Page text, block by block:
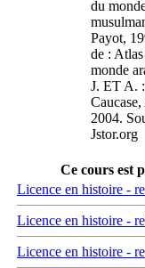
du
Payot,
de :
monde
J. ET A.
2004.
Jstor.org
Ce cours est
Licence en histoire -
Licence en histoire -
Licence en histoire -